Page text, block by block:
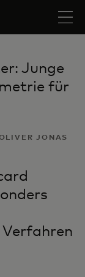
Junge
für
JONAS